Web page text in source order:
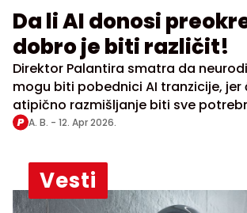
Da li AI donosi
dobro je biti različit!
Direktor Palantira smatra da
mogu biti pobednici AI tranzicije, jer
atipično razmišljanje biti sve
znanje sve manje upotrebljivo
A. B. - 12. Apr 2026.
Vesti